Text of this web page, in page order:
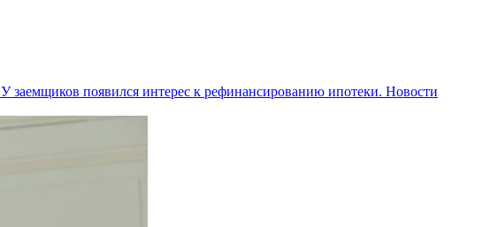
У заемщиков появился интерес к рефинансированию ипотеки. Новости